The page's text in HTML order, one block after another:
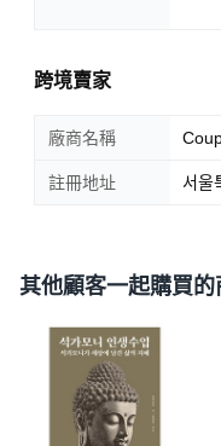
跨境賣家
廠商名稱
註冊地址 서울
其他顧客一起購買的